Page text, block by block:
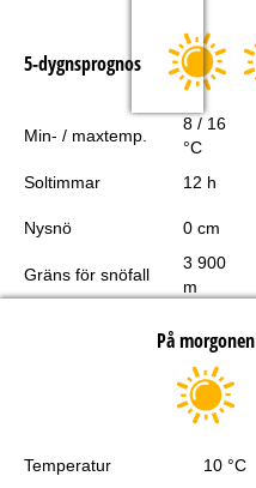
5-dygnsprognos
Min- / maxtemp.
8 / 16
°C
Soltimmar
12 h
Nysnö 0 cm
Gräns för snöfall
3 900
m
På morgonen
Temperatur 10 °C